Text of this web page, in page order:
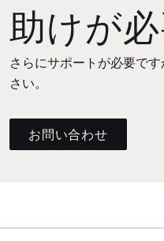
助けが
さらにサポートが必要で
さい。
お問い合わせ